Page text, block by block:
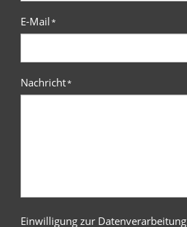
E-Mail*
Nachricht*
Einwilligung zur Datenverarbeitung